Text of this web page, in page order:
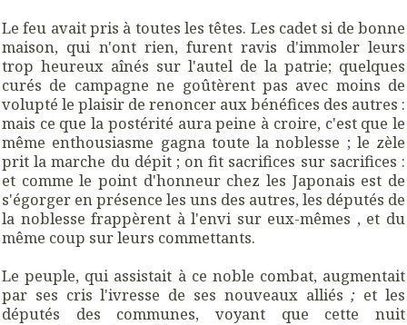
Lefeu avait pris à toutes lestêtes. Les cadet si de bonne
maison, qui n'ont rien, furent ravis d'immoler leurs
trop heureux aînés sur l'autel de la patrie; quelques
curés de campagne ne goûtèrent pas avec moins de
volupté le plaisir de renoncer aux bénéfices des autres :
mais ce que la postérité aura peine à croire, c'est que le
même enthousiasme gagna toute la noblesse ; le zèle
prit la marche du dépit ; on fit sacrifices sur sacrifices :
et comme le point d'honneur chez les Japonais est de
s'égorger en présence les uns des autres, les députés de
la noblesse frappèrent à l'envi sur eux-mêmes , et du
même coup sur leurs commettants.
Le peuple, qui assistait à ce noble combat, augmentait
par ses cris l'ivresse de ses nouveaux alliés; et les
députés des communes, voyant que cette nuit